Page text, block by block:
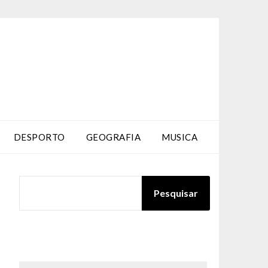
DESPORTO GEOGRAFIA MUSICA
Pesquisar